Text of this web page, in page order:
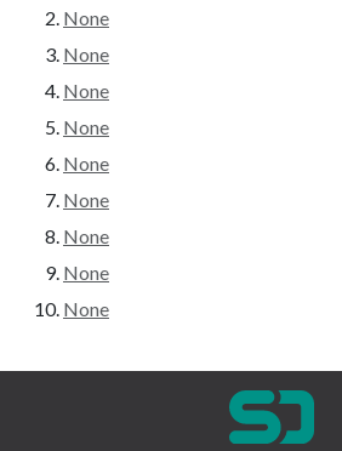
None
None
None
None
None
None
None
None
None